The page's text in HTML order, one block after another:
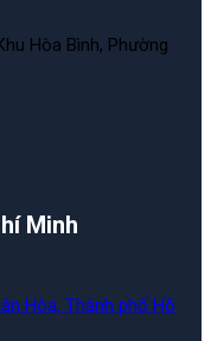
Hòa Bình, Phường
Minh
Hòa, Thành phố Hồ